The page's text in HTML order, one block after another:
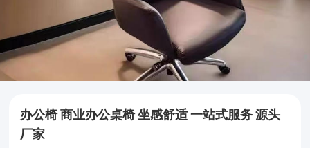
办公椅 商业办公桌椅 坐感舒适 一站式服务 源头
厂家